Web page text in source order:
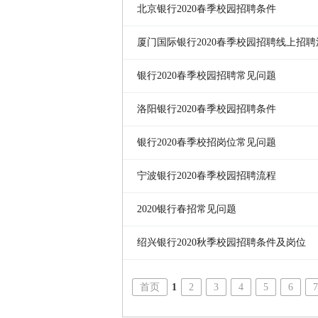
北京银行2020春季校园招聘条件
厦门国际银行2020春季校园招聘线上招
银行2020春季校园招聘常见问题
洛阳银行2020春季校园招聘条件
银行2020春季校招岗位常见问题
宁波银行2020春季校园招聘流程
2020银行春招常见问题
绍兴银行2020秋季校园招聘条件及岗位
首页 1 2 3 4 5 6 7